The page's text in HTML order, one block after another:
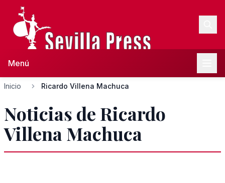
Menú
Inicio Ricardo Villena Machuca
Noticias de Ricardo
Villena Machuca